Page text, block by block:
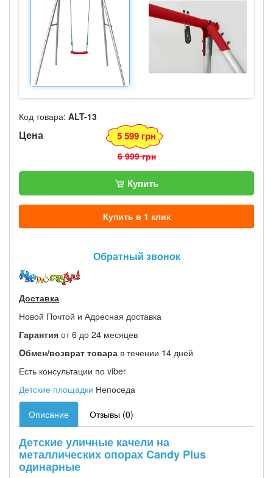
Код товара: ALT-13
Цена 5 599 грн
6 999 грн
Купить
Купить в 1 клик
Обратный звонок
Доставка
Новой Почтой и Адресная доставка
Гарантия от 6 до 24 месяцев
Oбмен/возврат товара в течении 14 дней
Есть консультации по viber
Детские площадки Непоседа
Описание Отзывы (0)
Детские уличные качели на
металлических опорах Candy Plus
одинарные